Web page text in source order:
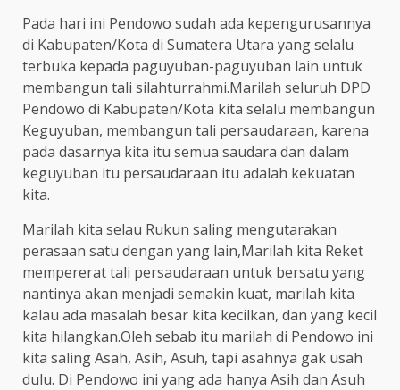
Pada hari ini Pendowo sudah ada kepengurusannya
di Kabupaten/Kota di Sumatera Utara yang selalu
terbuka kepada paguyuban-paguyuban lain untuk
membangun tali silahturrahmi.Marilah seluruh DPD
Pendowo di Kabupaten/Kota kita selalu membangun
Keguyuban, membangun tali persaudaraan, karena
pada dasarnya kita itu semua saudara dan dalam
keguyuban itu persaudaraan itu adalah kekuatan
kita.
Marilah kita selau Rukun saling mengutarakan
perasaan satu dengan yang lain,Marilah kita Reket
mempererat tali persaudaraan untuk bersatu yang
nantinya akan menjadi semakin kuat, marilah kita
kalau ada masalah besar kita kecilkan, dan yang kecil
kita hilangkan.Oleh sebab itu marilah di Pendowo ini
kita saling Asah, Asih, Asuh, tapi asahnya gak usah
dulu. Di Pendowo ini yang ada hanya Asih dan Asuh